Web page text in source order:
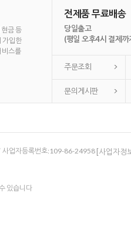
금 등
가입한
비스를
전제품 무료배송
당일출고
(평일 오후4시 결제까
주문조회
문의게시판
사업자등록번호:109-86-24958 [사업자정
있습니다